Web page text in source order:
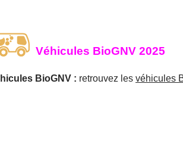
Véhicules BioGNV 2025
BioGNV : retrouvez les véhicules